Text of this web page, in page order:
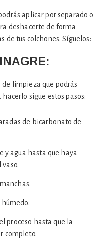
aplicar por separado o
deshacerte de forma
de tus colchones. Síguelos:
de limpieza que podrás
sigue estos pasos:
de bicarbonato de
y agua hasta que haya
húmedo.
proceso hasta que la
completo.